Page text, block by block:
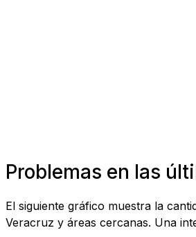
Problemas en las
El siguiente gráfico muestra la
Veracruz y áreas cercanas. Una